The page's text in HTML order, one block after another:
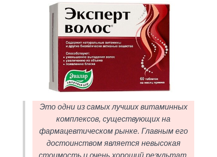
Это одни из самых лучших витаминных
комплексов, существующих на
фармацевтическом рынке. Главным его
достоинством является невысокая
стоимость и очень хороший результат,